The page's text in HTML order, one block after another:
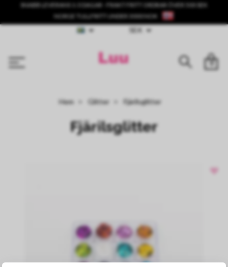
SNABB LEVERANS 1-3 DAGAR - FRAKT FRITT ORDRAR ÖVER 500 SEK
NORGE TULLFRITT UNDER 3000 NOK
0
Hem Glitter Fjärilsglitter
Fjärilsglitter